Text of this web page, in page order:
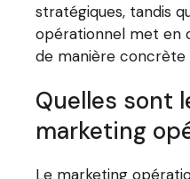
stratégiques, tandis
opérationnel met en
de manière concrète
Quelles sont
marketing
Le marketing